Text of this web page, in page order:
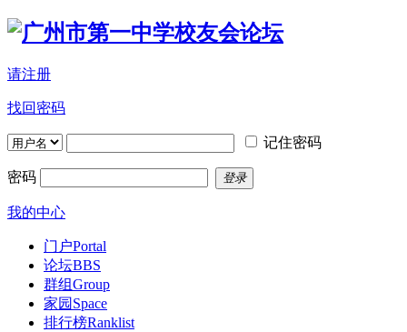
请注册
找回密码
记住密码
密码 登录
我的中心
门户Portal
论坛BBS
群组Group
家园 Space
排行榜Ranklist